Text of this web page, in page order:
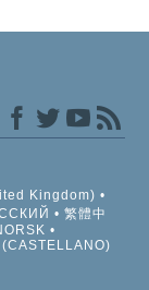
Kingdom)
繁體中
(CASTELLANO)